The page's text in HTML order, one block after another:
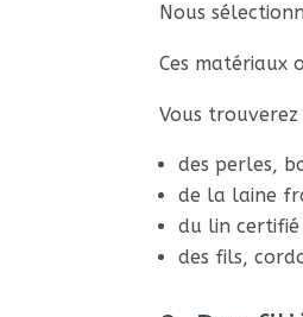
Nous
Ces matériaux
Vous
des perles,
de la laine
du lin certifié
des fils,